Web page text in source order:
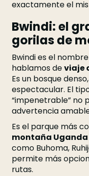
exactamente el
Bwindi: el
gorilas de
Bwindi es el
hablamos deviaje
Es un bosque
espectacular. El
“impenetrable” no
advertencia
Es el parque más
montaña Uganda
como Buhoma,
permite más
rutas.